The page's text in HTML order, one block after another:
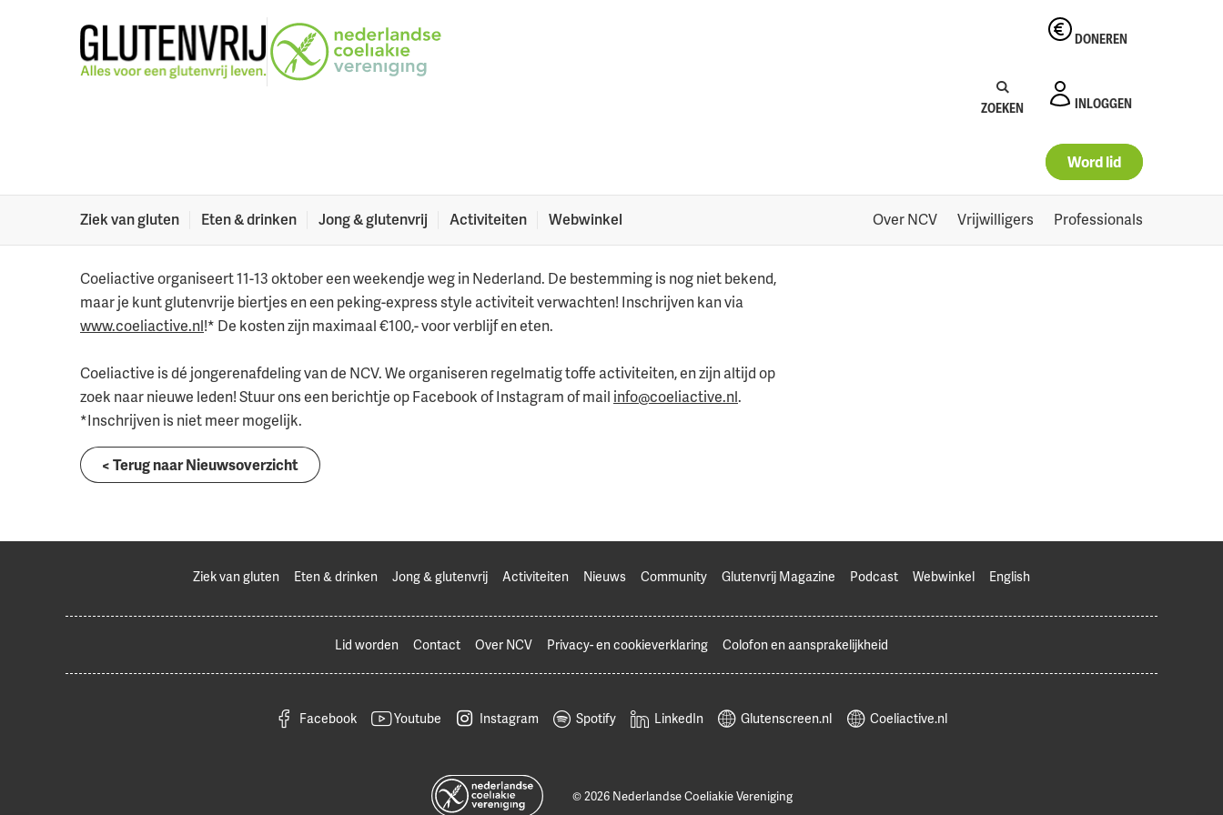
Zoeken:Zoeken
ZOEKEN
DONEREN
INLOGGEN
Word lid
Ziek van gluten Eten & drinken Jong & glutenvrij Activiteiten Webwinkel Over NCV Vrijwilligers Professionals
Weekendje weg met Coeliactive
Coeliactive organiseert 11-13 oktober een weekendje weg in Nederland. De bestemming is nog niet bekend,
maar je kunt glutenvrije biertjes en een peking-express style activiteit verwachten! Inschrijven kan via
www.coeliactive.nl!* De kosten zijn maximaal €100,- voor verblijf en eten.
Coeliactive is dé jongerenafdeling van de NCV. We organiseren regelmatig toffe activiteiten, en zijn altijd op
zoek naar nieuwe leden! Stuur ons een berichtje op Facebook of Instagram of mail info@coeliactive.nl.
*Inschrijven is niet meer mogelijk.
< Terug naar Nieuwsoverzicht
Ziek van gluten Eten & drinken Jong & glutenvrij Activiteiten Nieuws Community Glutenvrij Magazine Podcast Webwinkel English
Lid worden Contact Over NCV Privacy- en cookieverklaring Colofon en aansprakelijkheid
Facebook Youtube Instagram Spotify LinkedIn Glutenscreen.nl Coeliactive.nl
© 2026 Nederlandse Coeliakie Vereniging